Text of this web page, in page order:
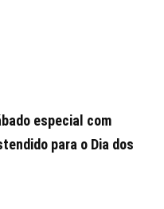
especial com
para o Dia dos